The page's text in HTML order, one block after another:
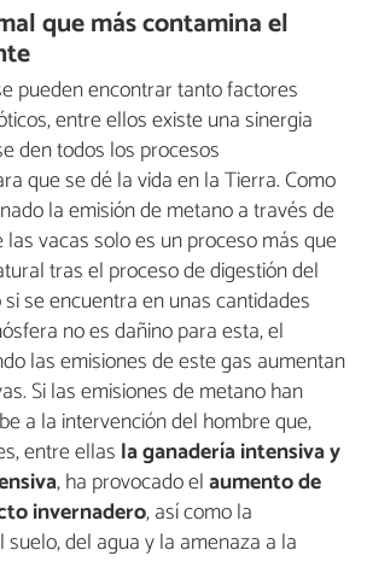
que más contamina el
pueden encontrar tanto factores
entre ellos existe una sinergia
den todos los procesos
que se dé la vida en la Tierra. Como
la emisión de metano a través de
vacas solo es un proceso más que
tras el proceso de digestión del
se encuentra en unas cantidades
no es dañino para esta, el
las emisiones de este gas aumentan
Si las emisiones de metano han
a la intervención del hombre que,
entre ellas la ganadería intensiva y
, ha provocado elaumento de
invernadero, así como la
del agua y la amenaza a la